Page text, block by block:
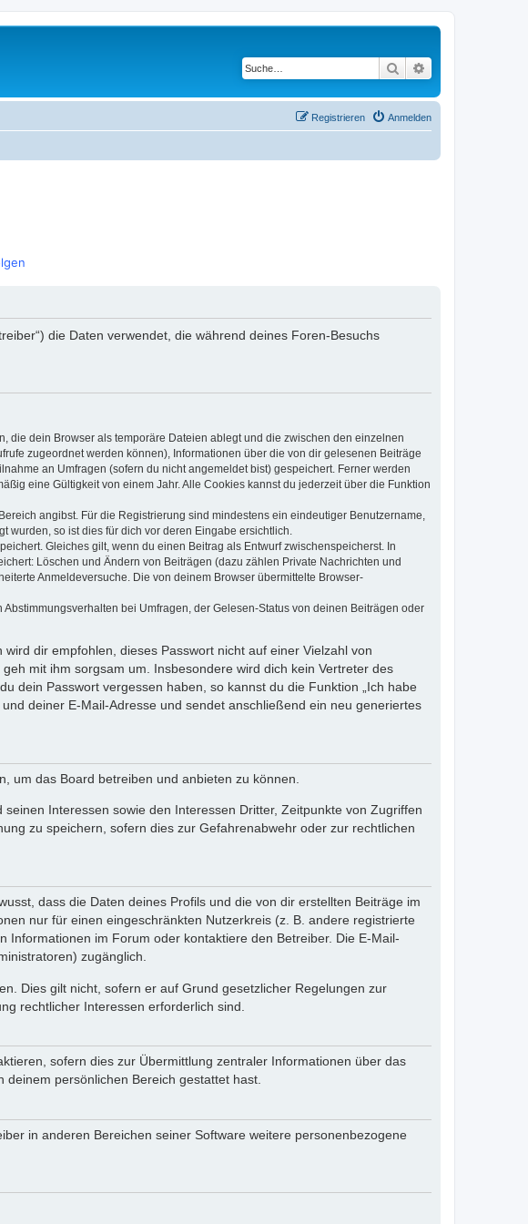
Suche
Anmelden
Registrieren
die Daten verwendet, die während deines Foren-Besuchs
die dein Browser als temporäre Dateien ablegt und die zwischen den einzelnen
zugeordnet werden können), Informationen über die von dir gelesenen Beiträge
an Umfragen (sofern du nicht angemeldet bist) gespeichert. Ferner werden
eine Gültigkeit von einem Jahr. Alle Cookies kannst du jederzeit über die Funktion
angibst. Für die Registrierung sind mindestens ein eindeutiger Benutzername,
so ist dies für dich vor deren Eingabe ersichtlich.
Gleiches gilt, wenn du einen Beitrag als Entwurf zwischenspeicherst. In
Löschen und Ändern von Beiträgen (dazu zählen Private Nachrichten und
Anmeldeversuche. Die von deinem Browser übermittelte Browser-
bei Umfragen, der Gelesen-Status von deinen Beiträgen oder
dir empfohlen, dieses Passwort nicht auf einer Vielzahl von
mit ihm sorgsam um. Insbesondere wird dich kein Vertreter des
dein Passwort vergessen haben, so kannst du die Funktion „Ich habe
deiner E-Mail-Adresse und sendet anschließend ein neu generiertes
um das Board betreiben und anbieten zu können.
Interessen sowie den Interessen Dritter, Zeitpunkte von Zugriffen
zu speichern, sofern dies zur Gefahrenabwehr oder zur rechtlichen
dass die Daten deines Profils und die von dir erstellten Beiträge im
nur für einen eingeschränkten Nutzerkreis (z. B. andere registrierte
im Forum oder kontaktiere den Betreiber. Die E-Mail-
zugänglich.
Dies gilt nicht, sofern er auf Grund gesetzlicher Regelungen zur
rechtlicher Interessen erforderlich sind.
sofern dies zur Übermittlung zentraler Informationen über das
persönlichen Bereich gestattet hast.
in anderen Bereichen seiner Software weitere personenbezogene